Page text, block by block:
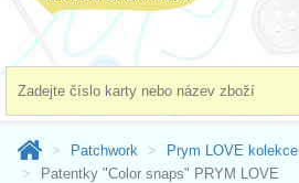
Patchwork
Prym LOVE kolekce
Patentky "Color snaps" PRYM LOVE